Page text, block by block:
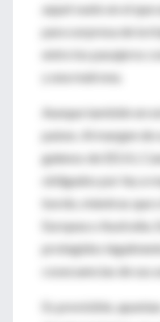
aquel vuelo en el que
para sorpresa de la
entre los pasajeros
y una matrona.
Aunque también en
países. Al margen de
galenos de EEUU,
obligados por ley a
bordo, mientras que
Europea o Australia.
protegidos
cosecuencias de sus
Es previsible,